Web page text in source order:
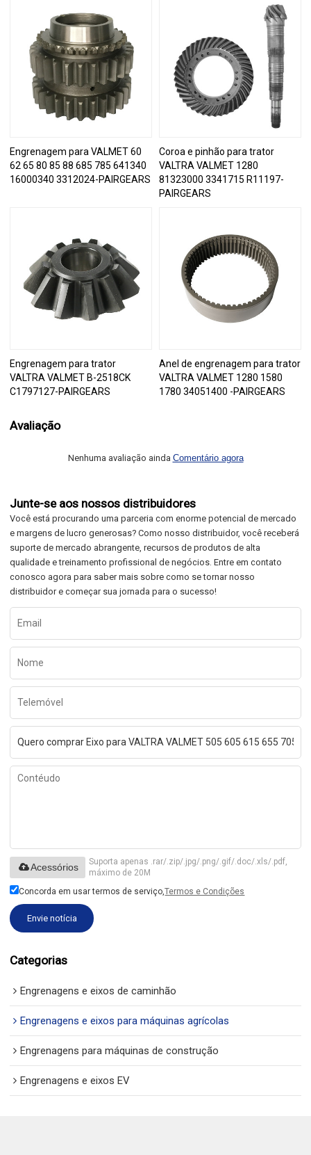
Engrenagem para VALMET 60
62 65 80 85 88 685 785 641340
16000340 3312024-PAIRGEARS
Coroa e pinhão para trator
VALTRA VALMET 1280
81323000 3341715 R11197-
PAIRGEARS
Engrenagem para trator
VALTRA VALMET B-2518CK
C1797127-PAIRGEARS
Anel de engrenagem para trator
VALTRA VALMET 1280 1580
1780 34051400 -PAIRGEARS
Avaliação
Nenhuma avaliação ainda Comentário agora
Junte-se aos nossos distribuidores
Você está procurando uma parceria com enorme potencial de mercado
e margens de lucro generosas? Como nosso distribuidor, você receberá
suporte de mercado abrangente, recursos de produtos de alta
qualidade e treinamento profissional de negócios. Entre em contato
conosco agora para saber mais sobre como se tornar nosso
distribuidor e começar sua jornada para o sucesso!
Suporta apenas .rar/.zip/.jpg/.png/.gif/.doc/.xls/.pdf,
máximo de 20M
Acessórios
Concorda em usar termos de serviço,Termos e Condições
Envie notícia
Categorias
Engrenagens e eixos de caminhão
Engrenagens e eixos para máquinas agrícolas
Engrenagens para máquinas de construção
Engrenagens e eixos EV